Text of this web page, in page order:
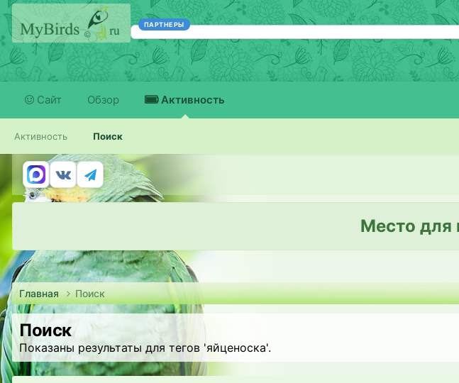
ПАРТНЕРЫ
Сайт Обзор Активность
Активность Поиск
Место для
Главная Поиск
Поиск
Показаны результаты для тегов 'яйценоска'.